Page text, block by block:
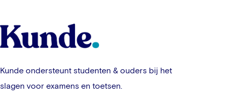
Kunde ondersteunt studenten & ouders bij het
slagen voor examens en toetsen.